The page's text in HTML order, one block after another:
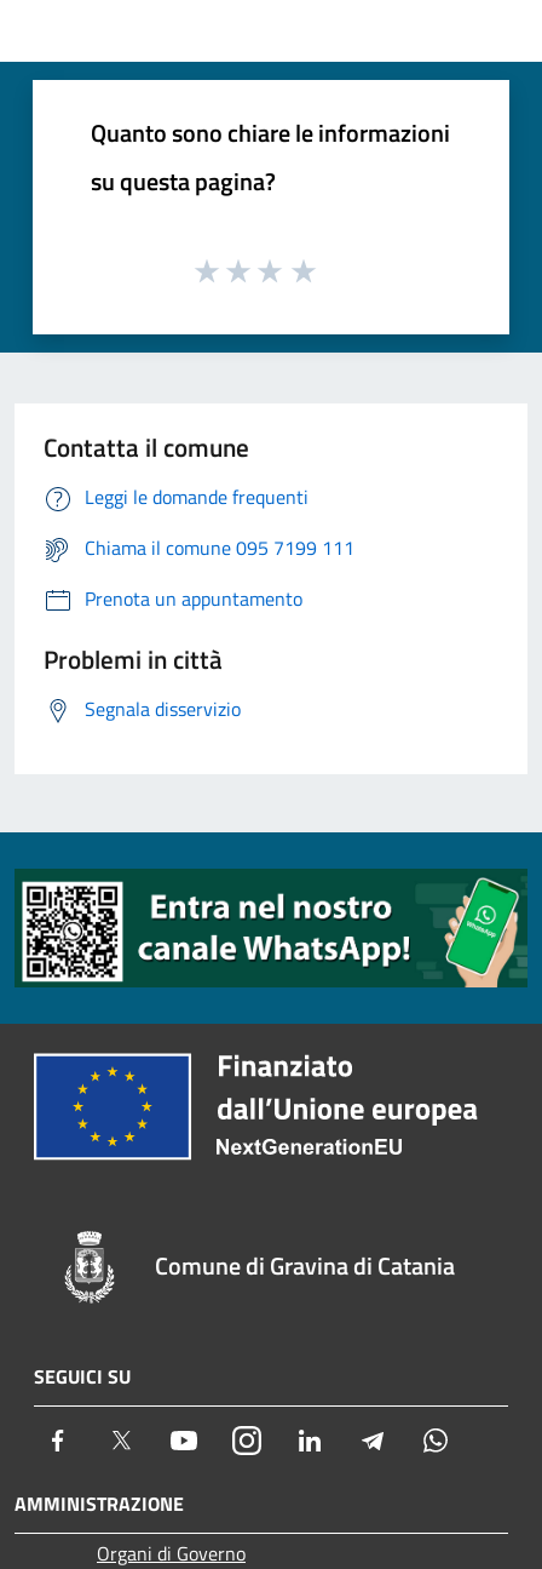
Quanto sono chiare le informazioni
su questa pagina?
Contatta il comune
Leggi le domande frequenti
Chiama il comune 095 7199 111
Prenota un appuntamento
Problemi in città
Segnala disservizio
Comune di Gravina di Catania
SEGUICI SU
Facebook Twitter YoutubeInstagram LinkedIn Telegram
AMMINISTRAZIONE
Organi di Governo